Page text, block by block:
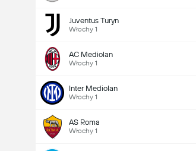
Juventus Turyn
Włochy 1
AC Mediolan
Włochy 1
Inter Mediolan
Włochy 1
AS Roma
Włochy 1